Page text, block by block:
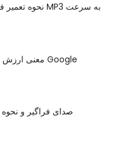
نحوه تعمیر فایل های آسیب دیده MP3 به سرعت
معنی ارزش در اکسل و صفحات Google
صدای فراگیر و